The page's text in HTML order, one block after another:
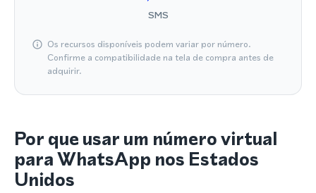
SMS
Os recursos disponíveis podem variar por número.
Confirme a compatibilidade na tela de compra antes de
adquirir.
Por que usar um número virtual
para WhatsApp nos Estados
Unidos